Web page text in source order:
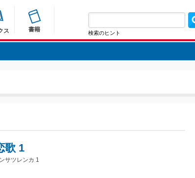
ス 書籍 検索のヒント
歌 1
サツレンカ 1